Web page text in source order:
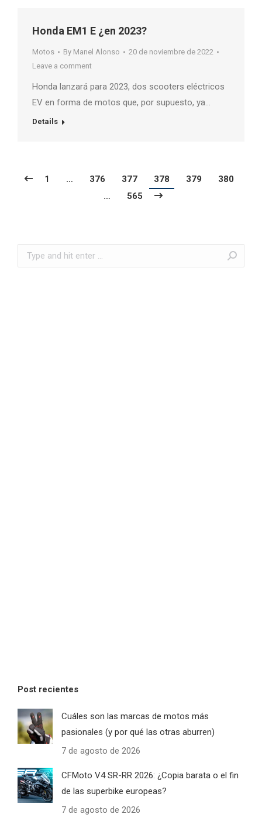
Honda EM1 E ¿en 2023?
Motos By Manel Alonso
20 de noviembre de 2022
Leave a comment
Honda lanzará para 2023, dos scooters eléctricos
EV en forma de motos que, por supuesto, ya…
Details
1 … 376 377 378 379
380
…
565
Search:
Post recientes
Cuáles son las marcas de motos más
pasionales (y por qué las otras aburren)
7 de agosto de 2026
CFMoto V4 SR-RR 2026: ¿Copia barata o el fin
de las superbike europeas?
7 de agosto de 2026